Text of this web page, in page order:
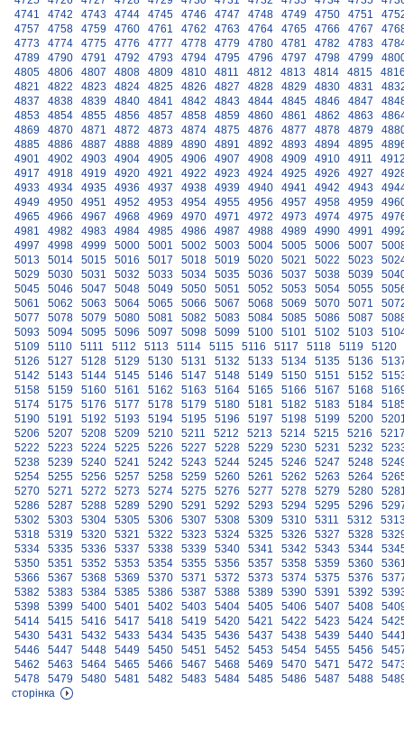
4741
4742 4743 4744 4745 4746 4747 4748 4749 4750 4751
4757
4758 4759 4760 4761 4762 4763 4764 4765 4766 4767
4773
4774 4775 4776 4777 4778 4779 4780 4781 4782 4783
4789
4790 4791 4792 4793 4794 4795 4796 4797 4798 4799
4805
4806 4807 4808 4809 4810 4811 4812 4813 4814 4815
4821
4822 4823 4824 4825 4826 4827 4828 4829 4830 4831
4837
4838 4839 4840 4841 4842 4843 4844 4845 4846 4847
4853
4854 4855 4856 4857 4858 4859 4860 4861 4862 4863
4869
4870 4871 4872 4873 4874 4875 4876 4877 4878 4879
4885
4886 4887 4888 4889 4890 4891 4892 4893 4894 4895
4901
4902 4903 4904 4905 4906 4907 4908 4909 4910 4911
4917
4918 4919 4920 4921 4922 4923 4924 4925 4926 4927
4933
4934 4935 4936 4937 4938 4939 4940 4941 4942 4943
4949
4950 4951 4952 4953 4954 4955 4956 4957 4958 4959
4965
4966 4967 4968 4969 4970 4971 4972 4973 4974 4975
4981
4982 4983 4984 4985 4986 4987 4988 4989 4990 4991
4997
4998 4999 5000 5001 5002 5003 5004 5005 5006 5007
5013
5014 5015 5016 5017 5018 5019 5020 5021 5022 5023
5029
5030 5031 5032 5033 5034 5035 5036 5037 5038 5039
5045
5046 5047 5048 5049 5050 5051 5052 5053 5054 5055
5061
5062 5063 5064 5065 5066 5067 5068 5069 5070 5071
5077
5078 5079 5080 5081 5082 5083 5084 5085 5086 5087
5093
5094 5095 5096 5097 5098 5099 5100 5101 5102 5103
5109
5110 5111 5112 5113 5114 5115 5116 5117 5118 5119
5120
5126
5127 5128 5129 5130 5131 5132 5133 5134 5135 5136
5142
5143 5144 5145 5146 5147 5148 5149 5150 5151 5152
5158
5159 5160 5161 5162 5163 5164 5165 5166 5167 5168
5174
5175 5176 5177 5178 5179 5180 5181 5182 5183 5184
5190
5191 5192 5193 5194 5195 5196 5197 5198 5199 5200
5206
5207 5208 5209 5210 5211 5212 5213 5214 5215 5216
5222
5223 5224 5225 5226 5227 5228 5229 5230 5231 5232
5238
5239 5240 5241 5242 5243 5244 5245 5246 5247 5248
5254
5255 5256 5257 5258 5259 5260 5261 5262 5263 5264
5270
5271 5272 5273 5274 5275 5276 5277 5278 5279 5280
5286
5287 5288 5289 5290 5291 5292 5293 5294 5295 5296
5302
5303 5304 5305 5306 5307 5308 5309 5310 5311 5312
5318
5319 5320 5321 5322 5323 5324 5325 5326 5327 5328
5334
5335 5336 5337 5338 5339 5340 5341 5342 5343 5344
5350
5351 5352 5353 5354 5355 5356 5357 5358 5359 5360
5366
5367 5368 5369 5370 5371 5372 5373 5374 5375 5376
5382
5383 5384 5385 5386 5387 5388 5389 5390 5391 5392
5398
5399 5400 5401 5402 5403 5404 5405 5406 5407 5408
5414
5415 5416 5417 5418 5419 5420 5421 5422 5423 5424
5430
5431 5432 5433 5434 5435 5436 5437 5438 5439 5440
5446
5447 5448 5449 5450 5451 5452 5453 5454 5455 5456
5462
5463 5464 5465 5466 5467 5468 5469 5470 5471 5472
5478
5479 5480 5481 5482 5483 5484 5485 5486 5487 5488
сторінка